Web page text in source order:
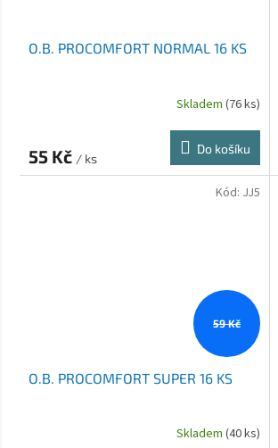
O.B. PROCOMFORT NORMAL 16 KS
Skladem (76 ks)
55 Kč / ks
Do košíku
59 Kč
O.B. PROCOMFORT SUPER 16 KS
Skladem (40 ks)
Kód: JJ5